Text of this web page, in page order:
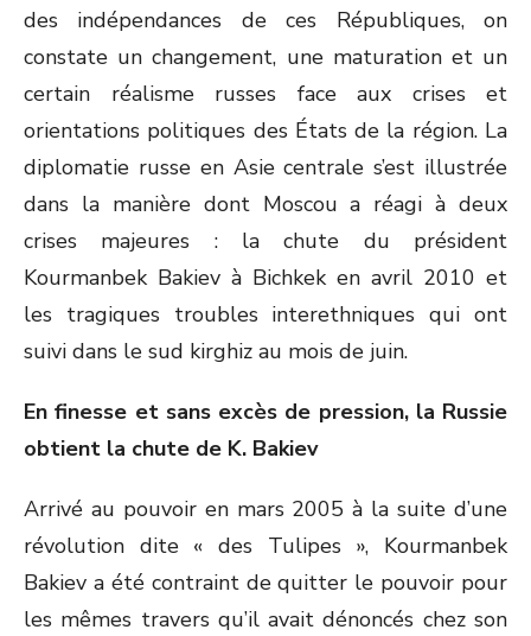
des indépendances de ces Républiques, on
constate un changement, une maturation et un
certain réalisme russes face aux crises et
orientations politiques des États de la région. La
diplomatie russe en Asie centrale s’est illustrée
dans la manière dont Moscou a réagi à deux
crises majeures : la chute du président
Kourmanbek Bakiev à Bichkek en avril 2010 et
les tragiques troubles interethniques qui ont
suivi dans le sud kirghiz au mois de juin.
En finesse et sans excès de pression, la Russie
obtient la chute de K. Bakiev
Arrivé au pouvoir en mars 2005 à la suite d’une
révolution dite « des Tulipes », Kourmanbek
Bakiev a été contraint de quitter le pouvoir pour
les mêmes travers qu’il avait dénoncés chez son